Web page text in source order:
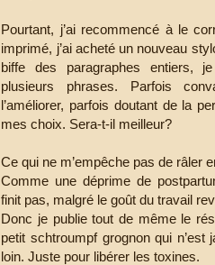
Pourtant, j’ai recommencé à le
imprimé, j’ai acheté un nouveau
biffe des paragraphes entiers,
plusieurs phrases. Parfois
l’améliorer, parfois doutant de la
mes choix. Sera-t-il meilleur?
Ce qui ne m’empêche pas de râler
Comme une déprime de
finit pas, malgré le goût du travail
Donc je publie tout de même le
petit schtroumpf grognon qui n’est
loin. Juste pour libérer les toxines.